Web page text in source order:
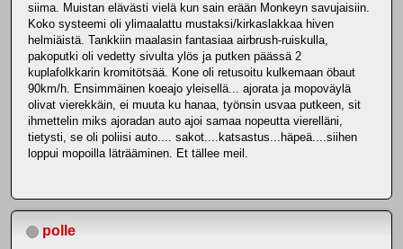
siima. Muistan elävästi vielä kun sain erään Monkeyn savujaisiin.
Koko systeemi oli ylimaalattu mustaksi/kirkaslakkaa hiven
helmiäistä. Tankkiin maalasin fantasiaa airbrush-ruiskulla,
pakoputki oli vedetty sivulta ylös ja putken päässä 2
kuplafolkkarin kromitötsää. Kone oli retusoitu kulkemaan öbaut
90km/h. Ensimmäinen koeajo yleisellä... ajorata ja mopoväylä
olivat vierekkäin, ei muuta ku hanaa, työnsin usvaa putkeen, sit
ihmettelin miks ajoradan auto ajoi samaa nopeutta vierelläni,
tietysti, se oli poliisi auto.... sakot....katsastus...häpeä....siihen
loppui mopoilla läträäminen. Et tällee meil.
polle